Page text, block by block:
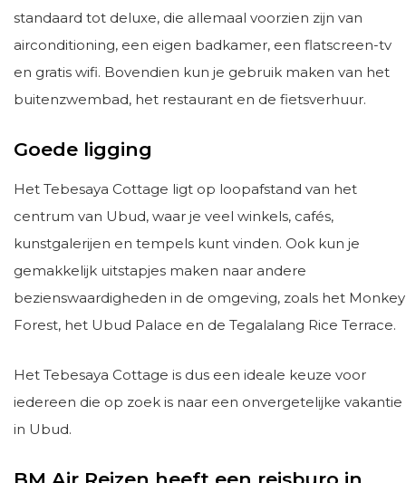
standaard tot deluxe, die allemaal voorzien zijn van
airconditioning, een eigen badkamer, een flatscreen-tv
en gratis wifi. Bovendien kun je gebruik maken van het
buitenzwembad, het restaurant en de fietsverhuur.
Goede ligging
Het Tebesaya Cottage ligt op loopafstand van het
centrum van Ubud, waar je veel winkels, cafés,
kunstgalerijen en tempels kunt vinden. Ook kun je
gemakkelijk uitstapjes maken naar andere
bezienswaardigheden in de omgeving, zoals het Monkey
Forest, het Ubud Palace en de Tegalalang Rice Terrace.
Het Tebesaya Cottage is dus een ideale keuze voor
iedereen die op zoek is naar een onvergetelijke vakantie
in Ubud.